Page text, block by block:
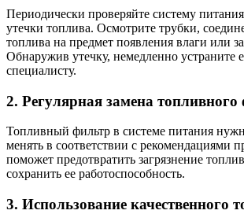
Периодически проверяйте систему
утечки топлива. Осмотрите трубки,
топлива на предмет появления влаги или
Обнаружив утечку, немедленно устраните
специалисту.
2. Регулярная замена топливного
Топливный фильтр в системе питания
менять в соответствии с рекомендациями
поможет предотвратить загрязнение
сохранить ее работоспособность.
3. Использование качественного